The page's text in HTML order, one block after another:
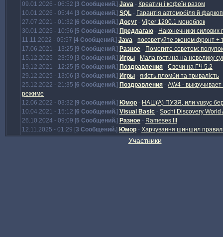
09.01.2026 - 06:52 [3 Сообщений.] Java - Креатин і кофеїн разом
10.01.2026 - 05:44 [3 Сообщений.] SQL - Гарантія автомобіля й фаркоп
27.07.2021 - 01:32 [6 Сообщений.] Досуг - Viper 1200.1 моноблок
30.01.2025 - 10:56 [5 Сообщений.] Предлагаю - Наконечники силових
11.11.2022 - 05:57 [4 Сообщений.] Java - посоветуйте эконом фронт +
17.06.2021 - 13:25 [9 Сообщений.] Разное - Помогите советом:
15.12.2025 - 23:59 [3 Сообщений.] Игры - Мала гостина на невелику
19.12.2021 - 12:25 [5 Сообщений.] Поздравления - Свечи на ГЧ 5.2
29.12.2025 - 13:06 [3 Сообщений.] Игры - якість пломби та тривалість
25.12.2022 - 21:35 [6 Сообщений.] Поздравления - AW4 -
режиме
12.06.2022 - 03:32 [9 Сообщений.] Юмор - НАШ(А) ПУЗЯ, или vusyc
10.04.2021 - 15:12 [6 Сообщений.] Visual Basic - Sochi Discovery World
26.10.2024 - 09:09 [5 Сообщений.] Разное - Rameses III
12.11.2025 - 01:29 [3 Сообщений.] Юмор - Харчування шиншил
Участники